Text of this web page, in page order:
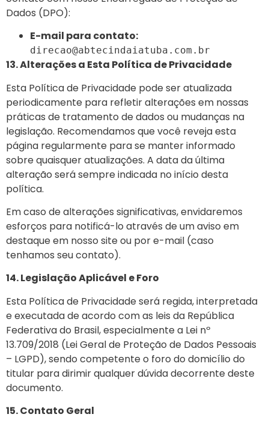
Dados (DPO):
E-mail para contato:
direcao@abtecindaiatuba.com.br
13. Alterações a Esta Política de Privacidade
Esta Política de Privacidade pode ser atualizada
periodicamente para refletir alterações em nossas
práticas de tratamento de dados ou mudanças na
legislação. Recomendamos que você reveja esta
página regularmente para se manter informado
sobre quaisquer atualizações. A data da última
alteração será sempre indicada no início desta
política.
Em caso de alterações significativas, envidaremos
esforços para notificá-lo através de um aviso em
destaque em nosso site ou por e-mail (caso
tenhamos seu contato).
14. Legislação Aplicável e Foro
Esta Política de Privacidade será regida,interpretada
e executada de acordo com as leis da República
Federativa do Brasil, especialmentea Lei nº
13.709/2018 (Lei Geral de Proteção de Dados Pessoais
– LGPD), sendo competente o foro do domicílio do
titular para dirimir qualquer dúvida decorrente deste
documento.
15. Contato Geral